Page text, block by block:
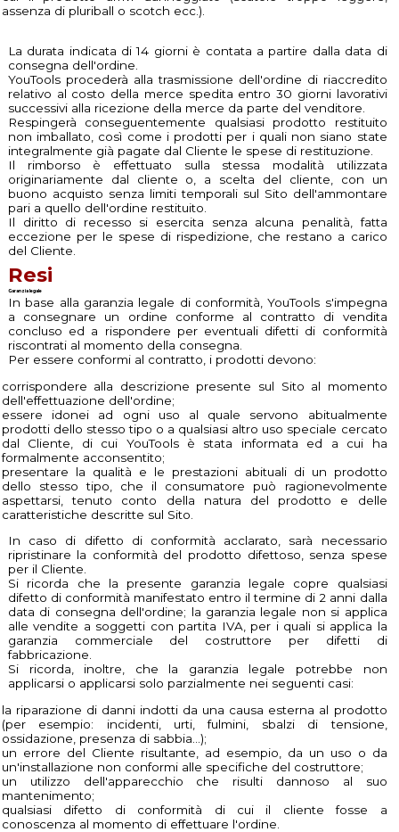
assenza di pluriball o scotch ecc.).
La durata indicata di 14 giorni è contata a partire dalla data di
consegna dell'ordine.
YouTools procederà alla trasmissione dell'ordine di riaccredito
relativo al costo della merce spedita entro 30 giorni lavorativi
successivi alla ricezione della merce da parte del venditore.
Respingerà conseguentemente qualsiasi prodotto restituito
non imballato, così come i prodotti per i quali non siano state
integralmente già pagate dal Cliente le spese di restituzione.
Il rimborso è effettuato sulla stessa modalità utilizzata
originariamente dal cliente o, a scelta del cliente, con un
buono acquisto senza limiti temporali sul Sito dell'ammontare
pari a quello dell'ordine restituito.
Il diritto di recesso si esercita senza alcuna penalità, fatta
eccezione per le spese di rispedizione, che restano a carico
del Cliente.
Resi
Garanzia legale
In base alla garanzia legale di conformità, YouTools s'impegna
a consegnare un ordine conforme al contratto di vendita
concluso ed a rispondere per eventuali difetti di conformità
riscontrati al momento della consegna.
Per essere conformi al contratto, i prodotti devono:
corrispondere alla descrizione presente sul Sito al momento
dell'effettuazione dell'ordine;
essere idonei ad ogni uso al quale servono abitualmente
prodotti dello stesso tipo o a qualsiasi altro uso speciale cercato
dal Cliente, di cui YouTools è stata informata ed a cui ha
formalmente acconsentito;
presentare la qualità e le prestazioni abituali di un prodotto
dello stesso tipo, che il consumatore può ragionevolmente
aspettarsi, tenuto conto della natura del prodotto e delle
caratteristiche descritte sul Sito.
In caso di difetto di conformità acclarato, sarà necessario
ripristinare la conformità del prodotto difettoso, senza spese
per il Cliente.
Si ricorda che la presente garanzia legale copre qualsiasi
difetto di conformità manifestato entro il termine di 2 anni dalla
data di consegna dell'ordine; la garanzia legale non si applica
alle vendite a soggetti con partita IVA, per i quali si applica la
garanzia commerciale del costruttore per difetti di
fabbricazione.
Si ricorda, inoltre, che la garanzia legale potrebbe non
applicarsi o applicarsi solo parzialmente nei seguenti casi:
la riparazione di danni indotti da una causa esterna al prodotto
(per esempio: incidenti, urti, fulmini, sbalzi di tensione,
ossidazione, presenza di sabbia...);
un errore del Cliente risultante, ad esempio, da un uso o da
un'installazione non conformi alle specifiche del costruttore;
un utilizzo dell'apparecchio che risulti dannoso al suo
mantenimento;
qualsiasi difetto di conformità di cui il cliente fosse a
conoscenza al momento di effettuare l'ordine.